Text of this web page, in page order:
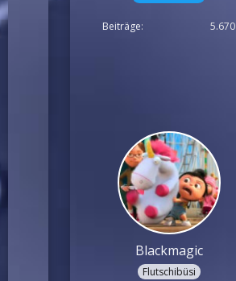
Beiträge 5.670
Blackmagic
Flutschibüsi